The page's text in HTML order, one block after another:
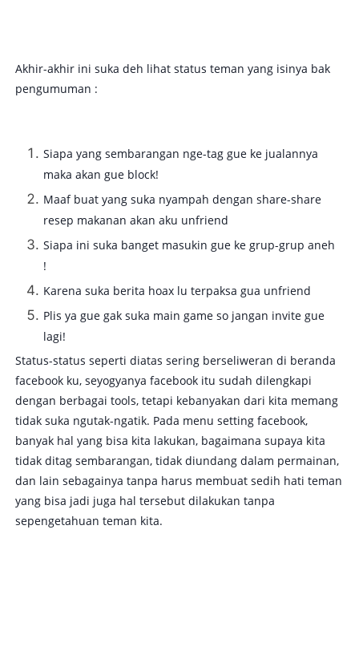
Akhir-akhir ini suka deh lihat status teman yang isinya bak
pengumuman :
Siapa yang sembarangan nge-tag gue ke jualannya
maka akan gue block!
Maaf buat yang suka nyampah dengan share-share
resep makanan akan aku unfriend
Siapa ini suka banget masukin gue ke grup-grup aneh
!
Karena suka berita hoax lu terpaksa gua unfriend
Plis ya gue gak suka main game so jangan invite gue
lagi!
Status-status seperti diatas sering berseliweran di beranda
facebook ku, seyogyanya facebook itu sudah dilengkapi
dengan berbagai tools, tetapi kebanyakan dari kita memang
tidak suka ngutak-ngatik. Pada menu setting facebook,
banyak hal yang bisa kita lakukan, bagaimana supaya kita
tidak ditag sembarangan, tidak diundang dalam permainan,
dan lain sebagainya tanpa harus membuat sedih hati teman
yang bisa jadi juga hal tersebut dilakukan tanpa
sepengetahuan teman kita.